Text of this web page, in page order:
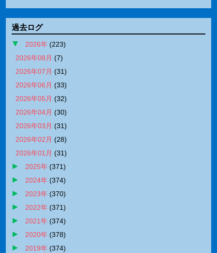
過去ログ
2026年 (223)
2026年08月 (7)
2026年07月 (31)
2026年06月 (33)
2026年05月 (32)
2026年04月 (30)
2026年03月 (31)
2026年02月 (28)
2026年01月 (31)
2025年 (371)
2024年 (374)
2023年 (370)
2022年 (371)
2021年 (374)
2020年 (378)
2019年 (374)